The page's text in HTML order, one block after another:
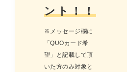
ント！！
※メッセージ欄に
「QUOカード希
望」と記載して頂
いた方のみ対象と